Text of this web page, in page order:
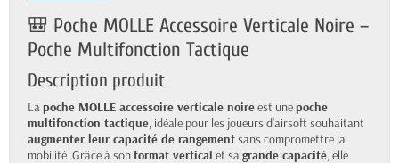
🎒 Poche MOLLE Accessoire Verticale Noire –
Poche Multifonction Tactique
Description produit
Lapoche MOLLE accessoire verticale noireest unepoche
multifonction tactique, idéale pour les joueurs d’airsoft souhaitant
augmenter leur capacité de rangementsans compromettre la
mobilité. Grâce à sonformat vertical et sagrande capacité, elle